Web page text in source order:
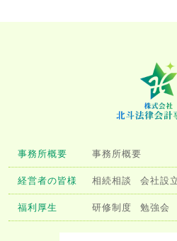
事務所概要 事務所概要
経営者の皆様 相続相談 会社設
福利厚生 研修制度 勉強会